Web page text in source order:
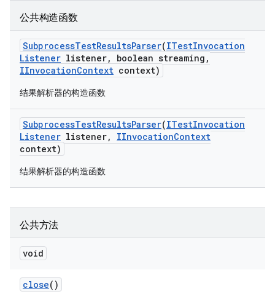
公共构造函数
SubprocessTestResultsParser(ITestInvocation
Listener listener, boolean streaming ,
IInvocationContext context)
结果解析器的构造函数
SubprocessTestResultsParser(ITestInvocation
Listener listener, IInvocationContext
context)
结果解析器的构造函数
公共方法
void
close()